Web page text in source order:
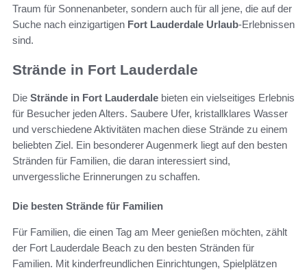
Traum für Sonnenanbeter, sondern auch für all jene, die auf der
Suche nach einzigartigen Fort Lauderdale Urlaub-Erlebnissen
sind.
Strände in Fort Lauderdale
Die Strände in Fort Lauderdale bieten ein vielseitiges Erlebnis
für Besucher jeden Alters. Saubere Ufer, kristallklares Wasser
und verschiedene Aktivitäten machen diese Strände zu einem
beliebten Ziel. Ein besonderer Augenmerk liegt auf den besten
Stränden für Familien, die daran interessiert sind,
unvergessliche Erinnerungen zu schaffen.
Die besten Strände für Familien
Für Familien, die einen Tag am Meer genießen möchten, zählt
der Fort Lauderdale Beach zu den besten Stränden für
Familien. Mit kinderfreundlichen Einrichtungen, Spielplätzen